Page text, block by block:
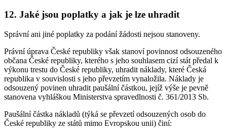
12. Jaké jsou poplatky a jak je lze uhradit
Správní ani jiné poplatky za podání žádosti nejsou stanoveny.
Právní úprava České republiky však stanoví povinnost odsouzeného
občana České republiky, kterého s jeho souhlasem cizí stát předal k
výkonu trestu do České republiky, uhradit náklady, které Česká
republika v souvislosti s jeho převzetím vynaložila. Náklady je
odsouzený povinen uhradit paušální částkou, jejíž výše je pevně
stanovena vyhláškou Ministerstva spravedlnosti č. 361/2013 Sb.
Paušální částka nákladů (týká se převzetí odsouzených osob do
České republiky ze států mimo Evropskou unii) činí: